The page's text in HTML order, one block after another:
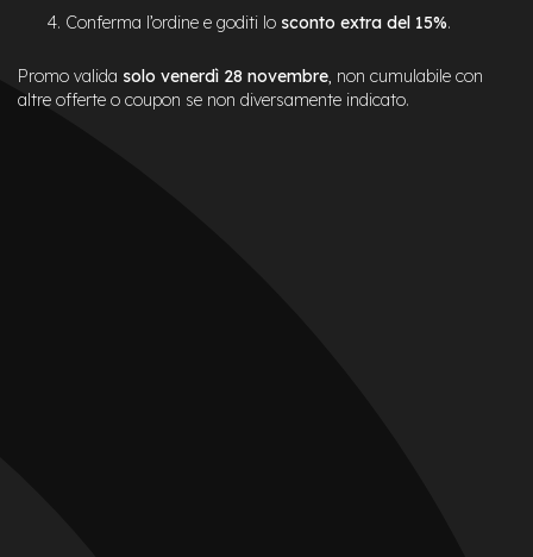
Conferma l’ordine e goditi lo sconto extra del 15%.
Promo valida solo venerdì 28 novembre, non cumulabile con
altre offerte o coupon se non diversamente indicato.